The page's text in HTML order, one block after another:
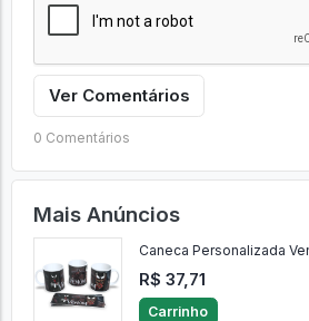
Ver Comentários
0 Comentários
Mais Anúncios
Caneca Personalizada
R$ 37,71
Carrinho